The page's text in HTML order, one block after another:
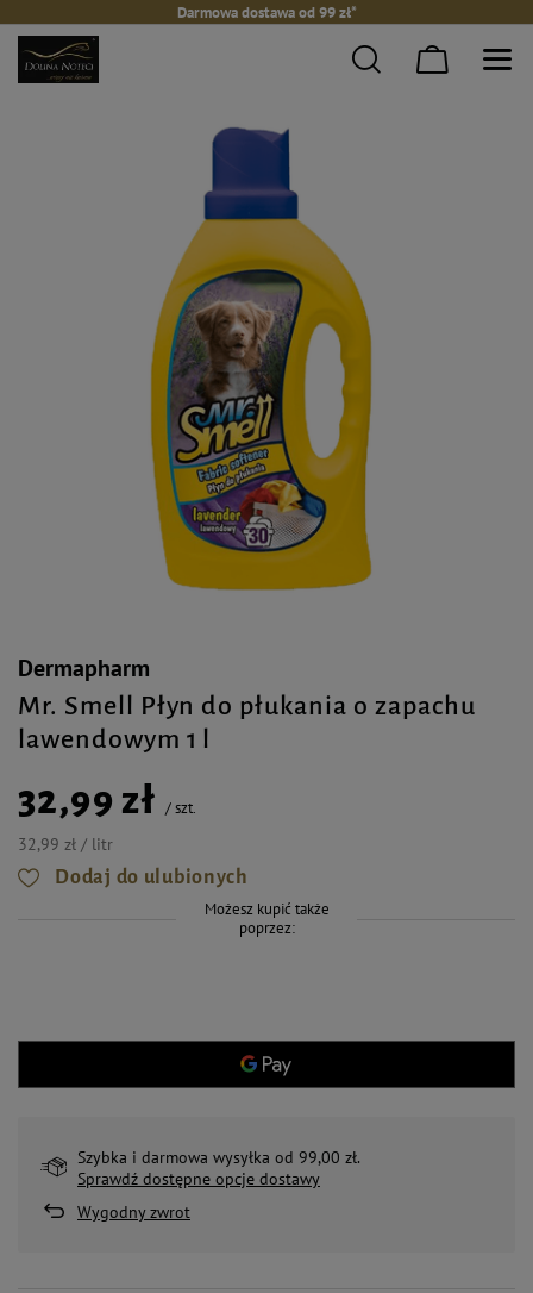
Darmowa dostawa od 99 zł*
Dermapharm
Mr. Smell Płyn do płukania o zapachu
lawendowym 1 l
32,99 zł /szt.
32,99 zł / litr
Dodaj do ulubionych
Możesz kupić także
poprzez:
Szybka i darmowa wysyłka od 99,00 zł.
Sprawdź dostępne opcje dostawy
Wygodny zwrot